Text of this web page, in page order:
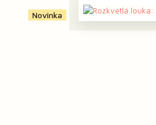
Novinka